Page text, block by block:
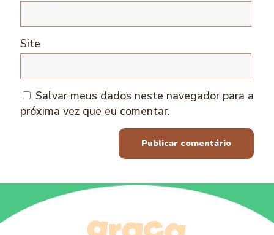
Site
Salvar meus dados neste navegador para a
próxima vez que eu comentar.